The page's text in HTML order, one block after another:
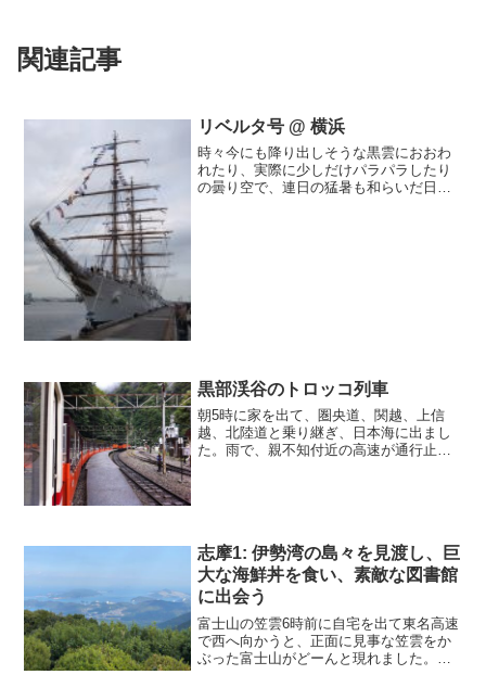
関連記事
リベルタ号 @ 横浜
時々今にも降り出しそうな黒雲におおわ
れたり、実際に少しだけパラパラしたり
の曇り空で、連日の猛暑も和らいだ日曜
黒部渓谷のトロッコ列車
朝5時に家を出て、圏央道、関越、上信
越、北陸道と乗り継ぎ、日本海に出まし
た。雨で、親不知付近の高速が通行止め
志摩1: 伊勢湾の島々を見渡し、巨
大な海鮮丼を食い、素敵な図書館
に出会う
富士山の笠雲6時前に自宅を出て東名高速
で西へ向かうと、正面に見事な笠雲をか
ぶった富士山がどーんと現れました。